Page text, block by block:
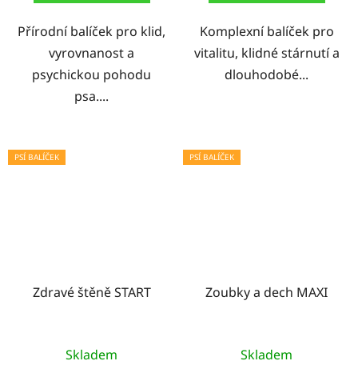
Přírodní balíček pro klid,
vyrovnanost a
psychickou pohodu
psa....
Komplexní balíček pro
vitalitu, klidné stárnutí a
dlouhodobé...
PSÍ BALÍČEK
Zdravé štěně START
Skladem
PSÍ BALÍČEK
Zoubky a dech MAXI
Skladem